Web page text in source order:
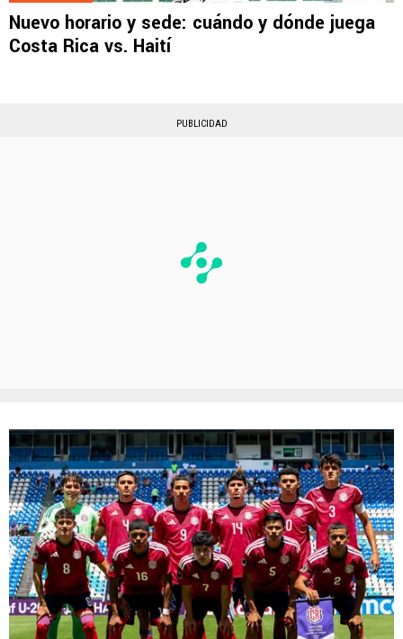
Nuevo horario y sede: cuándo y dónde juega
Costa Rica vs. Haití
PUBLICIDAD